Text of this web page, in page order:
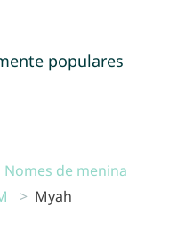
populares
Nomes de menina
Myah